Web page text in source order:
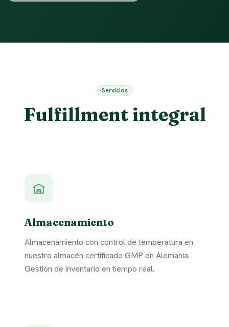
Servicios
Fulfillment integral
Almacenamiento
Almacenamiento con control de temperatura en
nuestro almacén certificado GMP en Alemania.
Gestión de inventario en tiempo real.